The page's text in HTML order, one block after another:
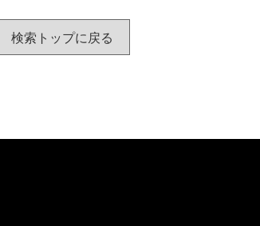
検索トップに戻る